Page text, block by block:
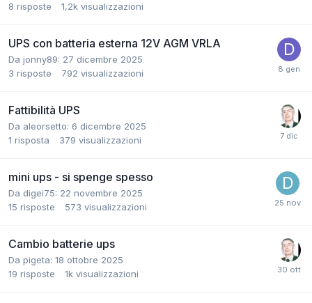
8 risposte 1,2k visualizzazioni
UPS con batteria esterna 12V AGM VRLA
Da jonny89: 27 dicembre 2025
3 risposte 792 visualizzazioni
Fattibilità UPS
Da aleorsetto: 6 dicembre 2025
1 risposta 379 visualizzazioni
mini ups - si spenge spesso
Da digei75: 22 novembre 2025
15 risposte 573 visualizzazioni
Cambio batterie ups
Da pigeta: 18 ottobre 2025
19 risposte 1k visualizzazioni